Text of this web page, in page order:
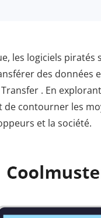
les logiciels
des données
. En
de contourner les
et la société.